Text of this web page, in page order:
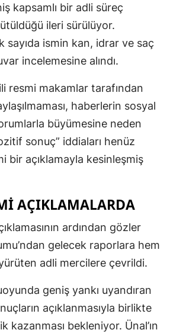
kapsamlı bir adli süreç
ileri sürülüyor.
sayıda ismin kan, idrar ve saç
incelemesine alındı.
resmi makamlar tarafından
haberlerin sosyal
büyümesine neden
sonuç” iddiaları henüz
bir açıklamayla kesinleşmiş
AÇIKLAMALARDA
ardından gözler
gelecek raporlara hem
adli mercilere çevrildi.
geniş yankı uyandıran
açıklanmasıyla birlikte
kazanması bekleniyor. Ünal’ın